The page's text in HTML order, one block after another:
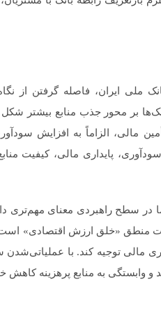
ملی ایران، فاصله گرفتن
بر محور جذب منابع بیشتر شکل
مالی، الزاماً به افزایش
پایداری مالی، کیفیت منابع
در سطح راهبردی معنای مهم‌تری
منطق «خلق ارزش اقتصادی» است
مالی توجیه کند. با
و وابستگی به منابع پرهزینه کاهش